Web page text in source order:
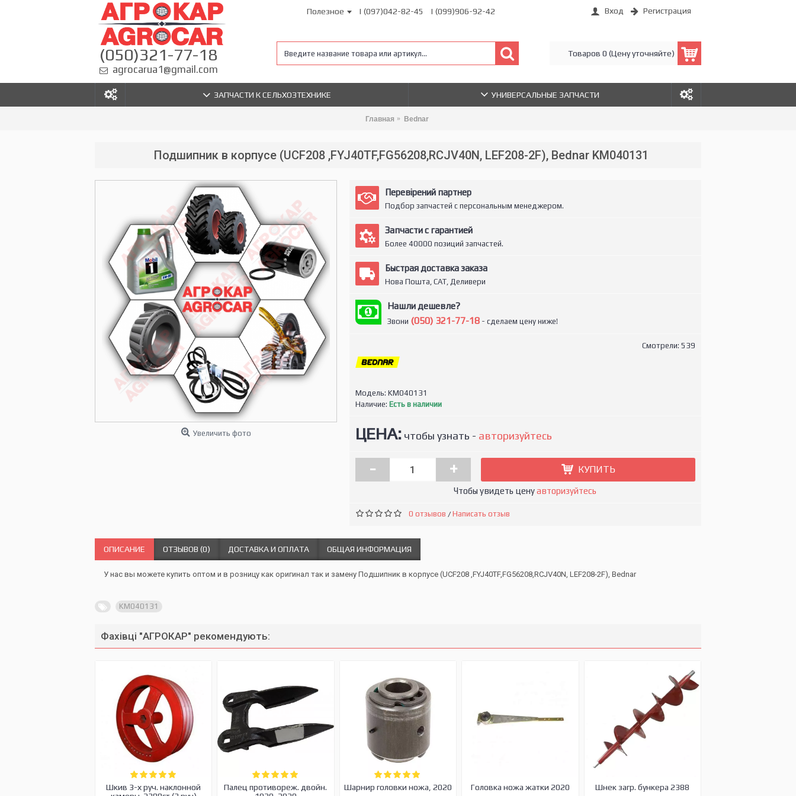
(050)321-77-18
agrocarua1@gmail.com
Полезное | (097)042-82-45 | (099)906-92-42 Вход Регистрация
Товаров 0 (Цену уточняйте)
ЗАПЧАСТИ К СЕЛЬХОЗТЕХНИКЕ УНИВЕРСАЛЬНЫЕ ЗАПЧАСТИ
Главная Bednar
Подшипник в корпусе (UCF208 ,FYJ40TF,FG56208,RCJV40N, LEF208-2F), Bednar KM040131
Увеличить фото
Перевірений партнер
Подбор запчастей с персональным менеджером.
Запчасти с гарантией
Более 40000 позиций запчастей.
Быстрая доставка заказа
Нова Пошта, САТ, Деливери
Нашли дешевле?
Звони (050) 321-77-18- сделаем цену ниже!
Смотрели: 539
Модель: KM040131
Наличие: Есть в наличии
ЦЕНА:чтобы узнать - авторизуйтесь
- + КУПИТЬ
Чтобы увидеть ценуавторизуйтесь
0 отзывов /Написать отзыв
ОПИСАНИЕ ОТЗЫВОВ (0) ДОСТАВКА И ОПЛАТА ОБЩАЯ ИНФОРМАЦИЯ
У нас вы можете купить оптом и в розницу как оригинал так и замену Подшипник в корпусе (UCF208 ,FYJ40TF,FG56208,RCJV40N, LEF208-2F), Bednar
KM040131
Фахівці "АГРОКАР" рекомендують:
Шкив 3-х руч. наклонной
Палец противореж. двойн.
Шарнир головки ножа, 2020 Головка ножа жатки 2020 Шнек загр. бункера 2388